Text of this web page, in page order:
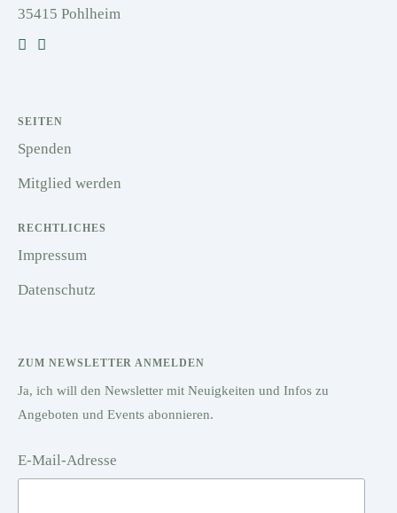
35415 Pohlheim
SEITEN
Spenden
Mitglied werden
RECHTLICHES
Impressum
Datenschutz
ZUM NEWSLETTER ANMELDEN
Ja, ich will den Newsletter mit Neuigkeiten und Infos zu
Angeboten und Events abonnieren.
E-Mail-Adresse